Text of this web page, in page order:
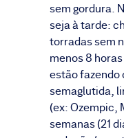
sem gordura.
seja à tarde:
torradas sem
menos 8
estão fazendo
semaglutida,
(ex: Ozempic,
semanas (21